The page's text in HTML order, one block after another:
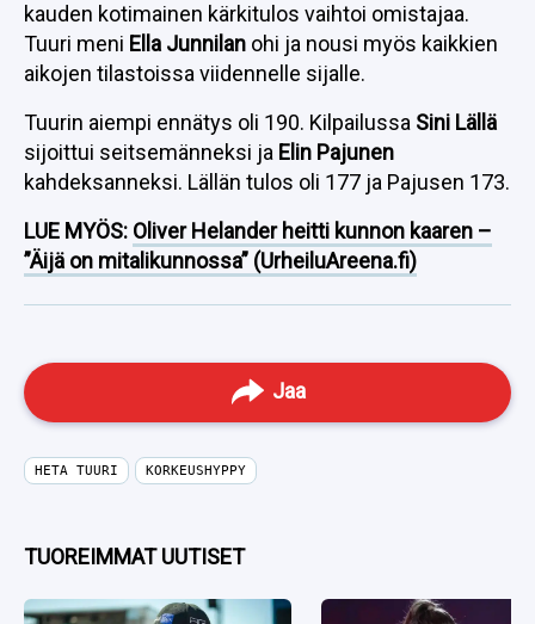
kauden kotimainen kärkitulos vaihtoi omistajaa.
Tuuri meni Ella Junnilan ohi ja nousi myös kaikkien
aikojen tilastoissa viidennelle sijalle.
Tuurin aiempi ennätys oli 190. Kilpailussa Sini Lällä
sijoittui seitsemänneksi ja Elin Pajunen
kahdeksanneksi. Lällän tulos oli 177 ja Pajusen 173.
LUE MYÖS: Oliver Helander heitti kunnon kaaren –
”Äijä on mitalikunnossa” (UrheiluAreena.fi)
Jaa
HETA TUURI KORKEUSHYPPY
TUOREIMMAT UUTISET